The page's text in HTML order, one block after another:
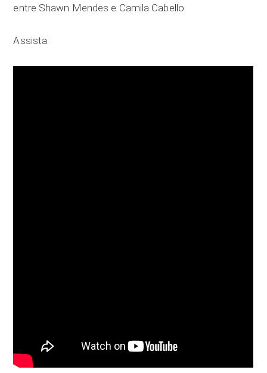
entre Shawn Mendes e Camila Cabello.
Assista: